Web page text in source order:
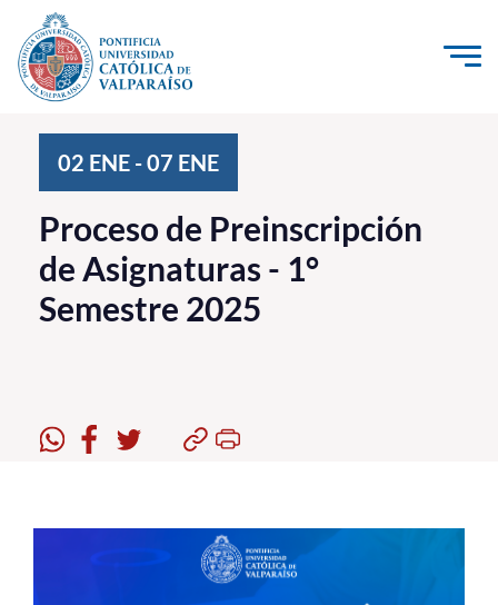
Click acá para ir directamente al contenido
Investigación, Creación e Innovación
PUCV Internacional
Vinculación con el Medio
Postgrado
Estudiantes
02 ENE -07 ENE
Proceso de Preinscripción
de Asignaturas - 1°
Semestre 2025